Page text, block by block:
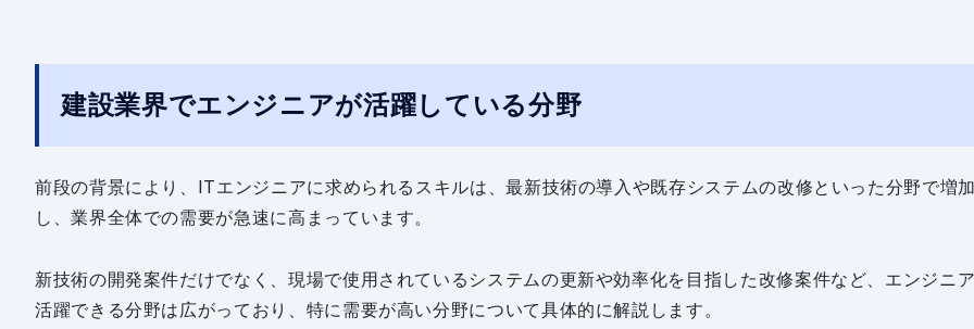
建設業界でエンジニアが活躍している分野
前段の背景により、ITエンジニアに求められるスキルは、最新技術の導入や既存システムの改修といった分野で増加
し、業界全体での需要が急速に高まっています。
新技術の開発案件だけでなく、現場で使用されているシステムの更新や効率化を目指した改修案件など、エンジニ
活躍できる分野は広がっており、特に需要が高い分野について具体的に解説します。